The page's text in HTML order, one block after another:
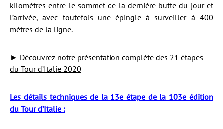
kilomètres entre le sommet de la dernière butte du jour et
l’arrivée, avec toutefois une épingle à surveiller à 400
mètres de la ligne.
► Découvrez notre présentation complète des 21 étapes
du Tour d’Italie 2020
Les détails techniques de la 13e étape de la 103e édition
du Tour d’Italie :